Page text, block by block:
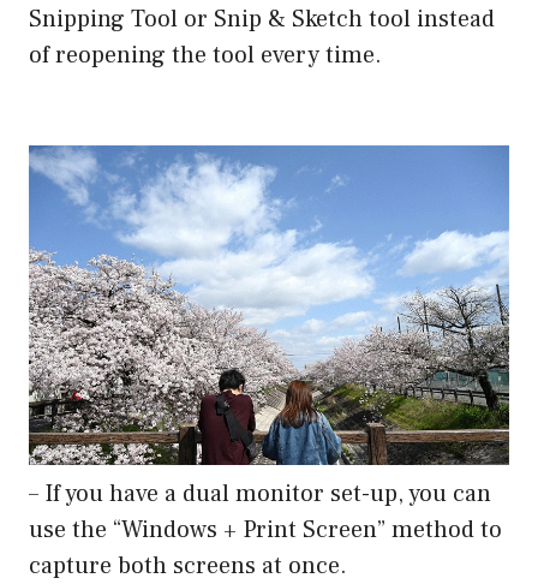
Snipping Tool or Snip & Sketch tool instead
of reopening the tool every time.
– If you have a dual monitor set-up, you can
use the “Windows + Print Screen” method to
capture both screens at once.